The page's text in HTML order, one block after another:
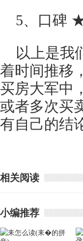
5、口
以上是我
着时间推移
买房大军中
或者多次买
有自己的结
相关阅读
小编推荐